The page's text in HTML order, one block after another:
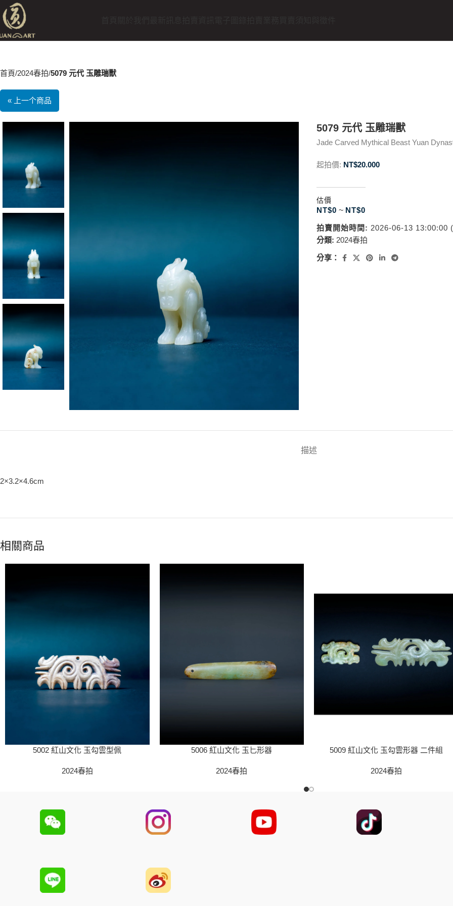
首頁 2024春拍 5079 元代 玉雕瑞獸
« 上一个商品
5079 元代 玉雕瑞獸
Jade Carved Mythical Beast Yuan
起拍價: NT$20.000
估價
NT$0 ~ NT$0
拍賣開始時間: 2026-06-13 13:00:00
分類: 2024春拍
分享：
描述
2×3.2×4.6cm
相關商品
5002 紅山文化 玉勾雲型佩
2024春拍
5006 紅山文化 玉匕形器
2024春拍
5009 紅山文化 玉勾雲形器 二件組
2024春拍